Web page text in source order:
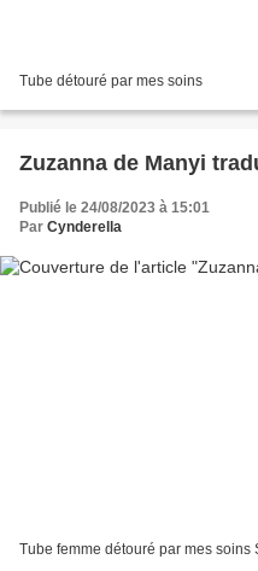
Tube détouré par mes soins
Zuzanna de Manyi
Publié le 24/08/2023 à 15:01
Par Cynderella
Tube femme détouré par mes